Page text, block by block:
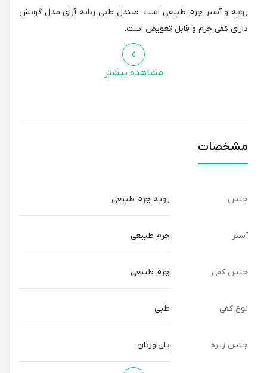
رویه و آستر چرم طبیعی است. صندل طبی زنانه آرای مدل گونش
دارای کفی چرم و قابل تعویض است.
مشاهده بیشتر
مشخصات
جنس رویه چرم طبیعی
آستر چرم طبیعی
جنس کفی چرم طبیعی
نوع کفی
جنس زیره پلی‌اورتان